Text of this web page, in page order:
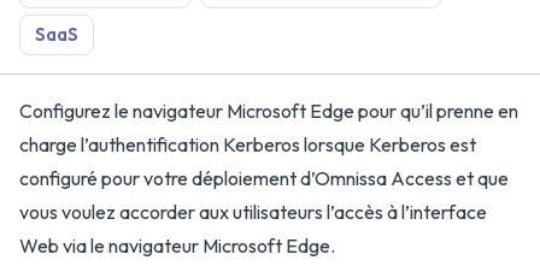
SaaS
Configurez le navigateur Microsoft Edge pour qu’il prenne en
charge l’authentification Kerberos lorsque Kerberos est
configuré pour votre déploiement d’Omnissa Access et que
vous voulez accorder aux utilisateurs l’accès à l’interface
Web via le navigateur Microsoft Edge.